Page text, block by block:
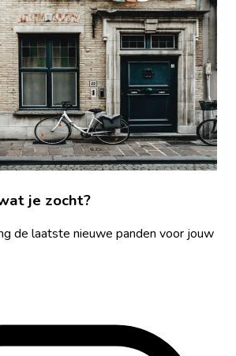
je zocht?
de laatste nieuwe panden voor jouw